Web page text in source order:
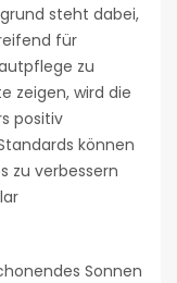
steht dabei,
für
zu
zeigen, wird die
positiv
können
zu verbessern
Sonnen